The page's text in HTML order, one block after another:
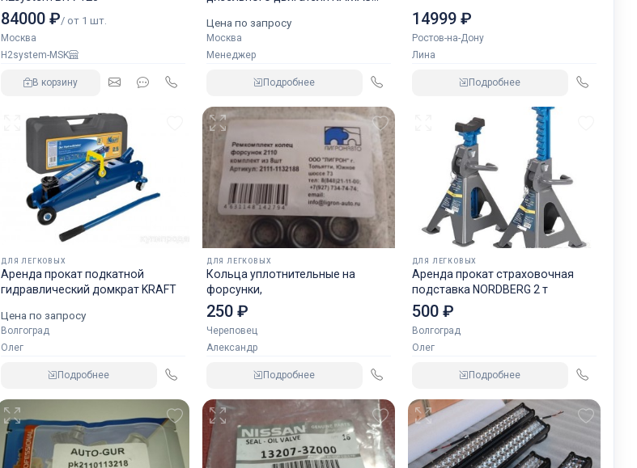
84000 ₽/ от 1 шт.
Москва
H2system-MSK
В корзину
Цена по запросу
Москва
Менеджер
Подробнее
14999 ₽
Ростов-на-Дону
Лина
Подробнее
ДЛЯ ЛЕГКОВЫХ
Аренда прокат подкатной
гидравлический домкрат KRAFT
Цена по запросу
Волгоград
Олег
Подробнее
ДЛЯ ЛЕГКОВЫХ
Кольца уплотнительные на
форсунки,
250 ₽
Череповец
Александр
Подробнее
ДЛЯ ЛЕГКОВЫХ
Аренда прокат страховочная
подставка NORDBERG 2 т
500 ₽
Волгоград
Олег
Подробнее